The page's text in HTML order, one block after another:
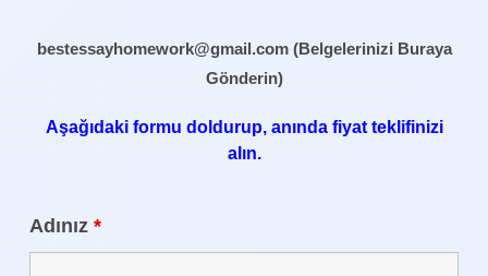
bestessayhomework@gmail.com(Belgelerinizi Buraya
Gönderin)
Aşağıdaki formu doldurup, anında fiyat teklifinizi
alın.
Adınız*